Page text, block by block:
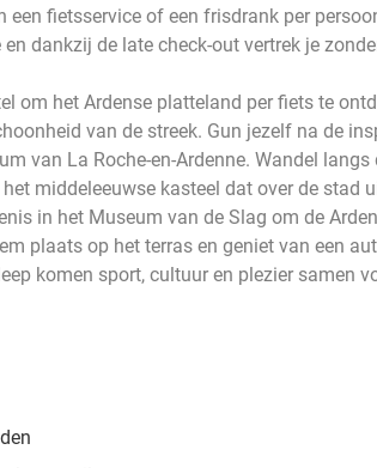
een fietsservice of een frisdrank per
dankzij de late check-out vertrek je
om het Ardense platteland per fiets te
van de streek. Gun jezelf na de
van La Roche-en-Ardenne. Wandel langs
middeleeuwse kasteel dat over de stad
in het Museum van de Slag om de
plaats op het terras en geniet van een
komen sport, cultuur en plezier samen